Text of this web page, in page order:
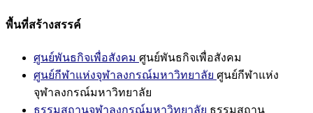
พื้นที่สร้างสรรค์
ศูนย์พันธกิจเพื่อสังคม ศูนย์พันธกิจเพื่อสังคม
ศูนย์กีฬาแห่งจุฬาลงกรณ์มหาวิทยาลัย ศูนย์กีฬาแห่ง
จุฬาลงกรณ์มหาวิทยาลัย
ธรรมสถานจุฬาลงกรณ์มหาวิทยาลัย ธรรมสถาน